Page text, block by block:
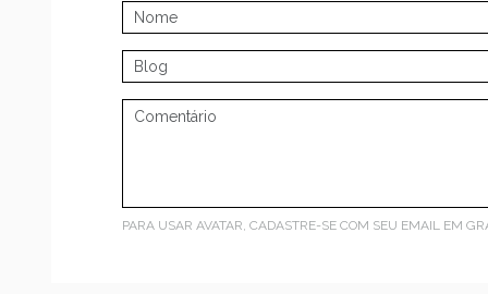
PARA USAR AVATAR, CADASTRE-SE COM SEU EMAIL EM